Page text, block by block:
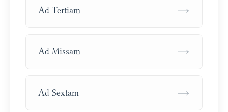
Ad Tertiam →
Ad Missam →
Ad Sextam →